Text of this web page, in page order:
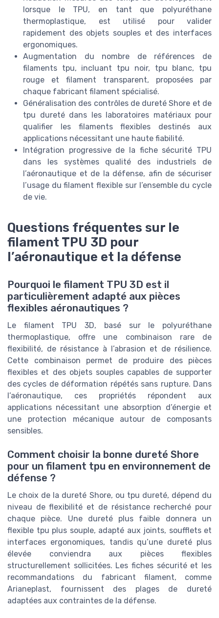
lorsque le TPU, en tant que polyuréthane
thermoplastique, est utilisé pour valider
rapidement des objets souples et des interfaces
ergonomiques.
Augmentation du nombre de références de
filaments tpu, incluant tpu noir, tpu blanc, tpu
rouge et filament transparent, proposées par
chaque fabricant filament spécialisé.
Généralisation des contrôles de dureté Shore et de
tpu dureté dans les laboratoires matériaux pour
qualifier les filaments flexibles destinés aux
applications nécessitant une haute fiabilité.
Intégration progressive de la fiche sécurité TPU
dans les systèmes qualité des industriels de
l’aéronautique et de la défense, afin de sécuriser
l’usage du filament flexible sur l’ensemble du cycle
de vie.
Questions fréquentes sur le
filament TPU 3D pour
l’aéronautique et la défense
Pourquoi le filament TPU 3D est il
particulièrement adapté aux pièces
flexibles aéronautiques ?
Le filament TPU 3D, basé sur le polyuréthane
thermoplastique, offre une combinaison rare de
flexibilité, de résistance à l’abrasion et de résilience.
Cette combinaison permet de produire des pièces
flexibles et des objets souples capables de supporter
des cycles de déformation répétés sans rupture. Dans
l’aéronautique, ces propriétés répondent aux
applications nécessitant une absorption d’énergie et
une protection mécanique autour de composants
sensibles.
Comment choisir la bonne dureté Shore
pour un filament tpu en environnement de
défense ?
Le choix de la dureté Shore, ou tpu dureté, dépend du
niveau de flexibilité et de résistance recherché pour
chaque pièce. Une dureté plus faible donnera un
flexible tpu plus souple, adapté aux joints, soufflets et
interfaces ergonomiques, tandis qu’une dureté plus
élevée conviendra aux pièces flexibles
structurellement sollicitées. Les fiches sécurité et les
recommandations du fabricant filament, comme
Arianeplast, fournissent des plages de dureté
adaptées aux contraintes de la défense.